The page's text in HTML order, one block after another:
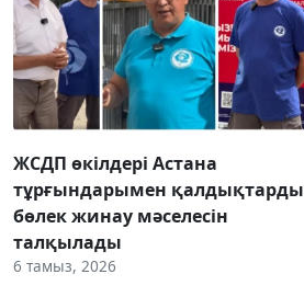
ЖСДП өкілдері Астана
тұрғындарымен қалдықтарды
бөлек жинау мәселесін
талқылады
6 тамыз, 2026